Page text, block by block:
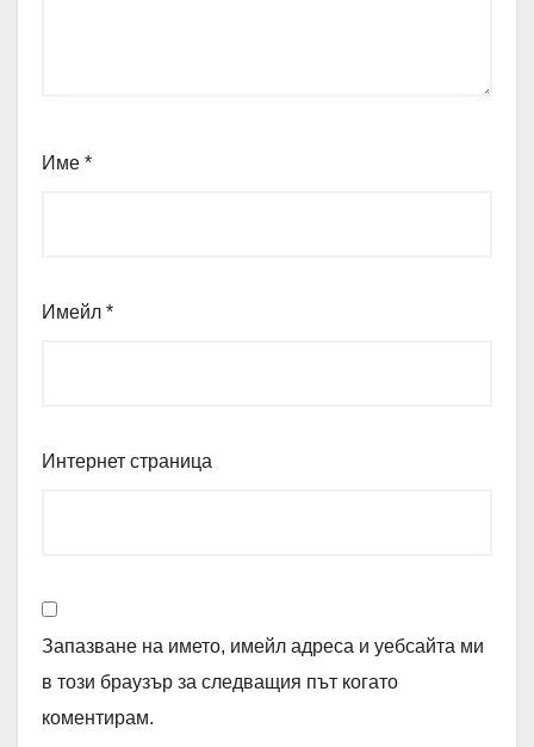
Име *
Имейл *
Интернет страница
Запазване на името, имейл адреса и уебсайта ми
в този браузър за следващия път когато
коментирам.